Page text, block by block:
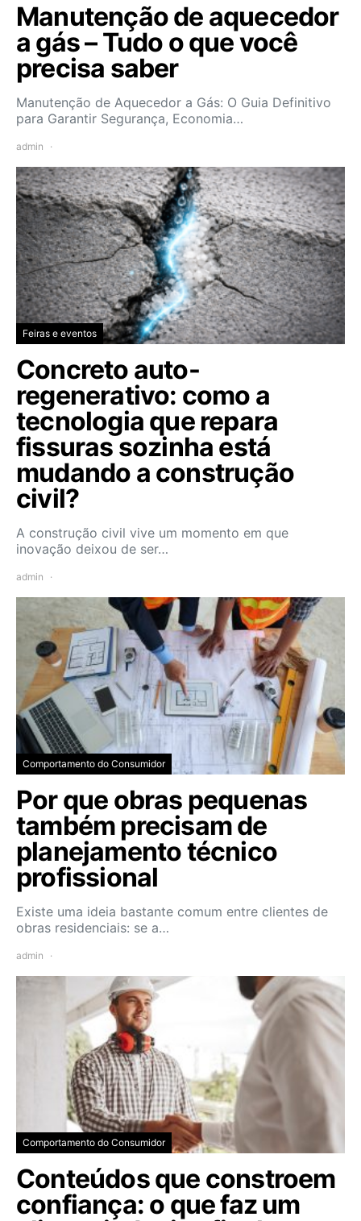
Manutenção de aquecedor
a gás – Tudo o que você
precisa saber
Manutenção de Aquecedor a Gás: O Guia Definitivo
para Garantir Segurança, Economia…
admin
Feiras e eventos
Concreto auto-
regenerativo: como a
tecnologia que repara
fissuras sozinha está
mudando a construção
civil?
A construção civil vive um momento em que
inovação deixou de ser…
admin
Comportamento do Consumidor
Por que obras pequenas
também precisam de
planejamento técnico
profissional
Existe uma ideia bastante comum entre clientes de
obras residenciais: se a…
admin
Comportamento do Consumidor
Conteúdos que constroem
confiança: o que faz um